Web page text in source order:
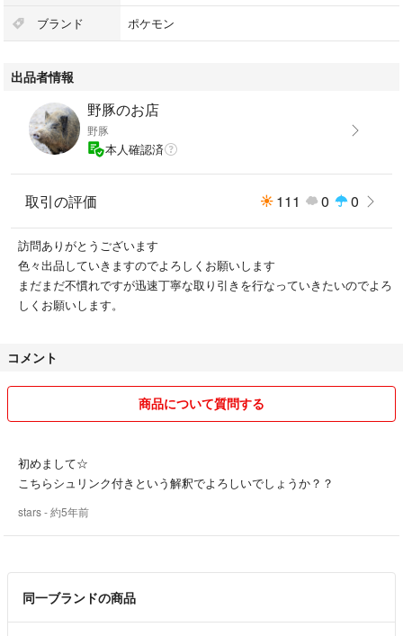
ブランド
ポケモン
出品者情報
野豚のお店
野豚
本人確認済
取引の評価 111 0 0
訪問ありがとうございます
色々出品していきますのでよろしくお願いします
まだまだ不慣れですが迅速丁寧な取り引きを行なっていきたいのでよろ
しくお願いします。
コメント
商品について質問する
初めまして☆
こちらシュリンク付きという解釈でよろしいでしょうか？？
stars- 約5年前
同一ブランドの商品